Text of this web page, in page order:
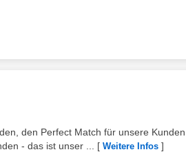
den Perfect Match für unsere
- das ist unser ...
[ Weitere Infos ]